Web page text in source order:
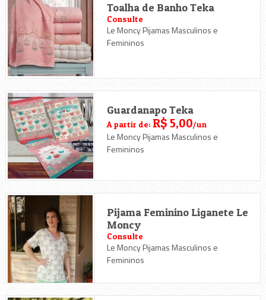
Toalha de Banho Teka
Consulte
Le Moncy Pijamas Masculinos e
Femininos
Guardanapo Teka
A partir de: R$ 5,00/un
Le Moncy Pijamas Masculinos e
Femininos
Pijama Feminino Liganete Le
Moncy
Consulte
Le Moncy Pijamas Masculinos e
Femininos